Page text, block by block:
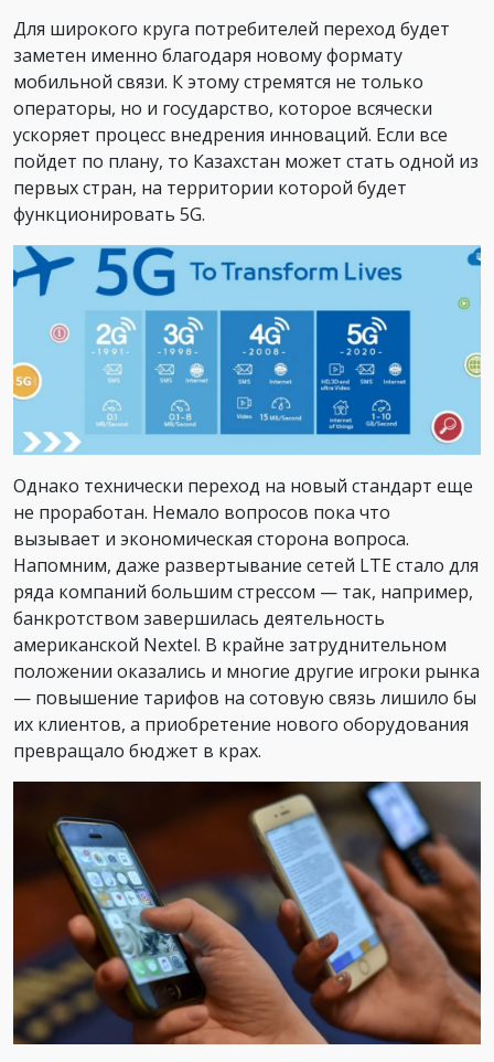
Для широкого круга потребителей переход будет
заметен именно благодаря новому формату
мобильной связи. К этому стремятся не только
операторы, но и государство, которое всячески
ускоряет процесс внедрения инноваций. Если все
пойдет по плану, то Казахстан может стать одной из
первых стран, на территории которой будет
функционировать 5G.
Однако технически переход на новый стандарт еще
не проработан. Немало вопросов пока что
вызывает и экономическая сторона вопроса.
Напомним, даже развертывание сетей LTE стало для
ряда компаний большим стрессом — так, например,
банкротством завершилась деятельность
американской Nextel. В крайне затруднительном
положении оказались и многие другие игроки рынка
— повышение тарифов на сотовую связь лишило бы
их клиентов, а приобретение нового оборудования
превращало бюджет в крах.